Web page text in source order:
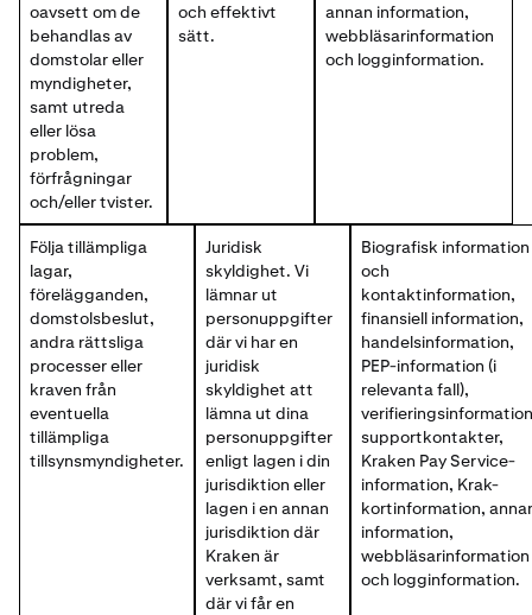
oavsett om de
behandlas av
domstolar eller
myndigheter,
samt utreda
eller lösa
problem,
förfrågningar
och/eller tvister.
och effektivt
sätt.
annan information,
webbläsarinformation
och logginformation.
Följa tillämpliga
lagar,
förelägganden,
domstolsbeslut,
andra rättsliga
processer eller
kraven från
eventuella
tillämpliga
tillsynsmyndigheter.
Juridisk
skyldighet. Vi
lämnar ut
personuppgifter
där vi har en
juridisk
skyldighet att
lämna ut dina
personuppgifter
enligt lagen i din
jurisdiktion eller
lagen i en annan
jurisdiktion där
Kraken är
verksamt, samt
där vi får en
Biografisk information
och
kontaktinformation,
finansiell information,
handelsinformation,
PEP-information (i
relevanta fall),
supportkontakter,
Kraken Pay Service-
information, Krak-
kortinformation,
information,
webbläsarinformation
och logginformation.